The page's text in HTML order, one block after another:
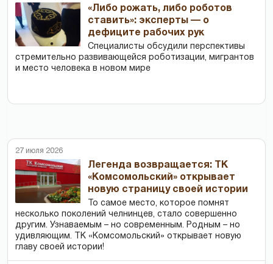
«Либо рожать, либо роботов
ставить»: эксперты — о
дефиците рабочих рук
Специалисты обсудили перспективы
стремительно развивающейся роботизации, мигрантов
и место человека в новом мире
27 июля 2026
Легенда возвращается: ТК
«Комсомольский» открывает
новую страницу своей истории
То самое место, которое помнят
несколько поколений челнинцев, стало совершенно
другим. Узнаваемым – но современным. Родным – но
удивляющим. ТК «Комсомольский» открывает новую
главу своей истории!